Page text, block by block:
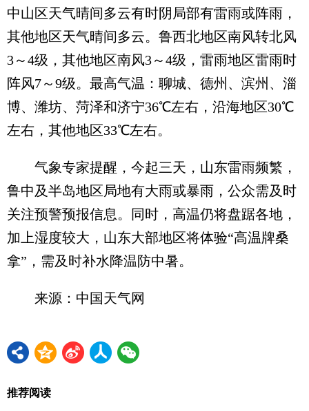
中山区天气晴间多云有时阴局部有雷雨或阵雨，
其他地区天气晴间多云。鲁西北地区南风转北风
3～4级，其他地区南风3～4级，雷雨地区雷雨时
阵风7～9级。最高气温：聊城、德州、滨州、淄
博、潍坊、菏泽和济宁36℃左右，沿海地区30℃
左右，其他地区33℃左右。
气象专家提醒，今起三天，山东雷雨频繁，
鲁中及半岛地区局地有大雨或暴雨，公众需及时
关注预警预报信息。同时，高温仍将盘踞各地，
加上湿度较大，山东大部地区将体验“高温牌桑
拿”，需及时补水降温防中暑。
来源：中国天气网
推荐阅读